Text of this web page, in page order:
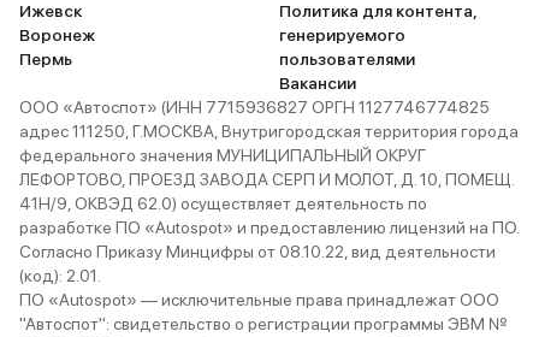
Ижевск
Воронеж
Пермь
Политика для контента,
генерируемого
пользователями
Вакансии
ООО «Автоспот» (ИНН 7715936827 ОРГН 1127746774825
адрес 111250, Г.МОСКВА, Внутригородская территория города
федерального значения МУНИЦИПАЛЬНЫЙ ОКРУГ
ЛЕФОРТОВО, ПРОЕЗД ЗАВОДА СЕРП И МОЛОТ, Д. 10, ПОМЕЩ.
41Н/9, ОКВЭД 62.0) осуществляет деятельность по
разработке ПО «Autospot» и предоставлению лицензий на ПО.
Согласно Приказу Минцифры от 08.10.22, вид деятельности
(код): 2.01.
ПО «Autospot» — исключительные права принадлежат ООО
"Автоспот": свидетельство о регистрации программы ЭВМ №